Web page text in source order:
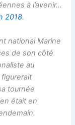
à l’avenir…
2018.
national Marine
de son côté
au
tournée
était en